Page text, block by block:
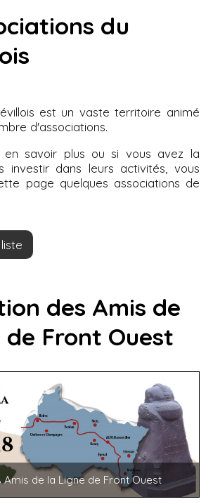
du
est un vaste territoire animé
d'associations.
en savoir plus ou si vous avez la
investir dans leurs activités, vous
page quelques associations de
des Amis de
Front Ouest
de la Ligne de Front Ouest